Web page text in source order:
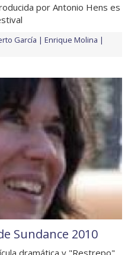
por Antonio Hens es
García
Enrique Molina
Sundance 2010